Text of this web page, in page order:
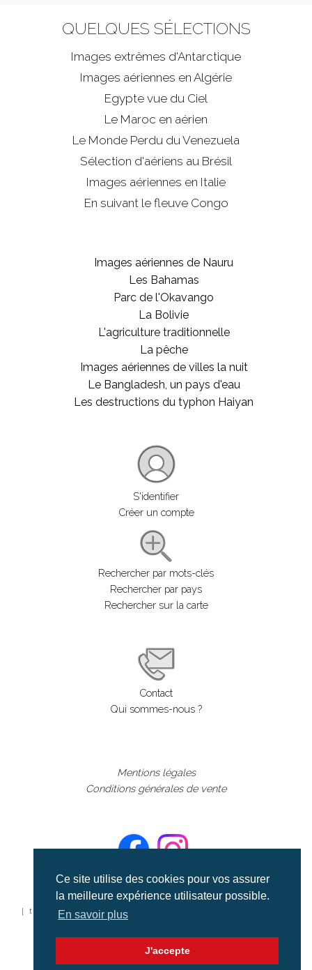
Ce site utilise des cookies pour vos assurer
la meilleure expérience utilisateur possible.
En savoir plus
J'accepte
QUELQUES SÉLECTIONS
Images extrêmes d'Antarctique
Images aériennes en Algérie
Egypte vue du Ciel
Le Maroc en aérien
Le Monde Perdu du Venezuela
Sélection d'aériens au Brésil
Images aériennes en Italie
En suivant le fleuve Congo
Images aériennes de Nauru
Les Bahamas
Parc de l'Okavango
La Bolivie
L'agriculture traditionnelle
La pêche
Images aériennes de villes la nuit
Le Bangladesh, un pays d'eau
Les destructions du typhon Haiyan
S'identifier
Créer un compte
Rechercher par mots-clés
Rechercher par pays
Rechercher sur la carte
Contact
Qui sommes-nous ?
Mentions légales
Conditions générales de vente
©aerialcollection marque déposée 2024
| tous droits réservés | aerialcollection.fr banque d'images
aériennes et documentaires video et cinéma |